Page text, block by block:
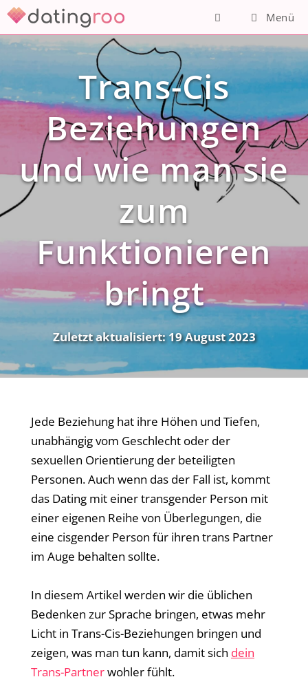
Zum
Inhalt
springen
Menü
Trans-Cis
Beziehungen
und wie man sie
zum
Funktionieren
bringt
Zuletzt aktualisiert:19 August 2023
Jede Beziehung hat ihre Höhen und Tiefen,
unabhängig vom Geschlecht oder der
sexuellen Orientierung der beteiligten
Personen. Auch wenn das der Fall ist, kommt
das Dating mit einer transgender Person mit
einer eigenen Reihe von Überlegungen, die
eine cisgender Person für ihren trans Partner
im Auge behalten sollte.
In diesem Artikel werden wir die üblichen
Bedenken zur Sprache bringen, etwas mehr
Licht in Trans-Cis-Beziehungen bringen und
zeigen, was man tun kann, damit sich dein
Trans-Partnerwohler fühlt.